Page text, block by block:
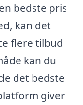
bedste pris
kan det
flere tilbud
kan du
det bedste
giver